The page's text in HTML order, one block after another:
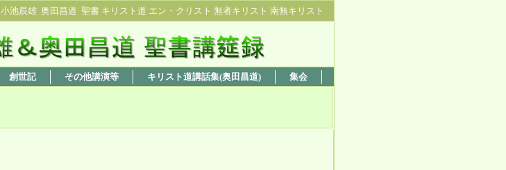
小池辰雄 奥田昌道 聖書 キリスト道 エン・クリスト 無者キリスト 南無キリスト
創世記 その他講演等 キリスト道講話集(奥田昌道) 集会